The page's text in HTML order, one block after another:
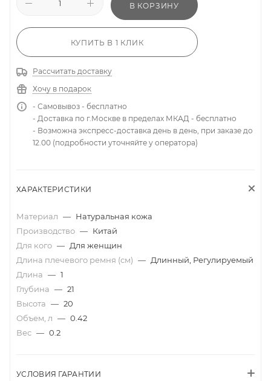
В КОРЗИНУ
КУПИТЬ В 1 КЛИК
Рассчитать доставку
Хочу в подарок
- Самовывоз - бесплатно
- Доставка по г.Москве в пределах МКАД - бесплатно
- Возможна экспресс-доставка день в день, при заказе до
12.00 (подробности уточняйте у оператора)
ХАРАКТЕРИСТИКИ
Материал — Натуральная кожа
Производство — Китай
Для кого — Для женщин
Длина плечевого ремня (см) — Длинный, Регулируемый
Длина — 1
Глубина — 21
Высота — 20
Объем, л — 0.42
Вес — 0.2
УСЛОВИЯ ГАРАНТИИ